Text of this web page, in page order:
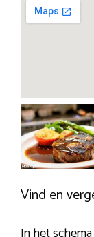
Vind en